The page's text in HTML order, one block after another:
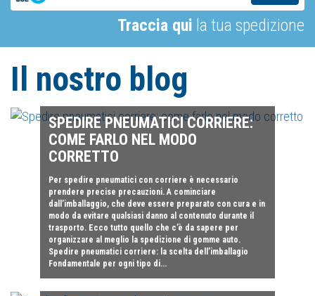
Traccia qui la tua spedizione
Il nostro blog
SPEDIRE PNEUMATICI CORRIERE:
COME FARLO NEL MODO
CORRETTO
Per spedire pneumatici con corriere è necessario
prendere precise precauzioni. A cominciare
dall’imballaggio, che deve essere preparato con cura e in
modo da evitare qualsiasi danno al contenuto durante il
trasporto. Ecco tutto quello che c’è da sapere per
organizzare al meglio la spedizione di gomme auto.
Spedire pneumatici corriere: la scelta dell’imballagio
Fondamentale per ogni tipo di...